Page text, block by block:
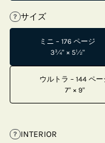
? サイズ
ミニ – 176 ページ
3¾" × 5½"
ウルトラ – 144 ペー
7" × 9"
? INTERIOR